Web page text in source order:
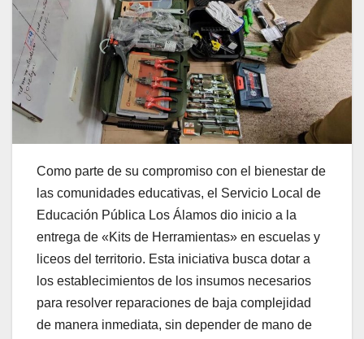
Como parte de su compromiso con el bienestar de
las comunidades educativas, el Servicio Local de
Educación Pública Los Álamos dio inicio a la
entrega de «Kits de Herramientas» en escuelas y
liceos del territorio. Esta iniciativa busca dotar a
los establecimientos de los insumos necesarios
para resolver reparaciones de baja complejidad
de manera inmediata, sin depender de mano de